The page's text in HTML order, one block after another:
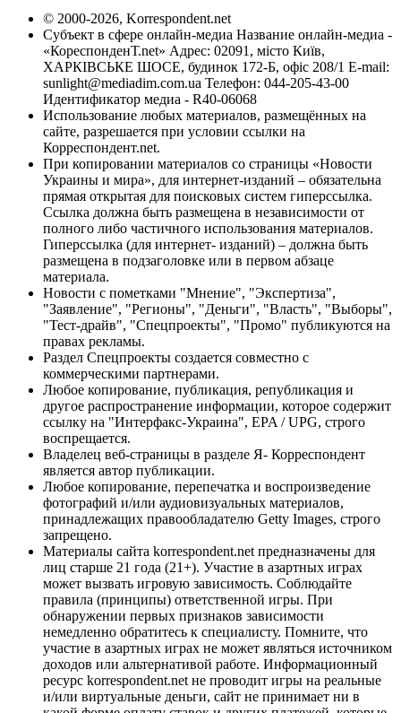
© 2000-2026, Korrespondent.net
Субъект в сфере онлайн-медиа Название онлайн-медиа -
«КореспонденТ.net» Адрес: 02091, місто Київ,
ХАРКІВСЬКЕ ШОСЕ, будинок 172-Б, офіс 208/1 E-mail:
sunlight@mediadim.com.ua Телефон: 044-205-43-00
Идентификатор медиа - R40-06068
Использование любых материалов, размещённых на
сайте, разрешается при условии ссылки на
Корреспондент.net.
При копировании материалов со страницы «Новости
Украины и мира», для интернет-изданий – обязательна
прямая открытая для поисковых систем гиперссылка.
Ссылка должна быть размещена в независимости от
полного либо частичного использования материалов.
Гиперссылка (для интернет- изданий) – должна быть
размещена в подзаголовке или в первом абзаце
материала.
Новости с пометками "Мнение", "Экспертиза",
"Заявление", "Регионы", "Деньги", "Власть", "Выборы",
"Тест-драйв", "Спецпроекты", "Промо" публикуются на
правах рекламы.
Раздел Спецпроекты создается совместно с
коммерческими партнерами.
Любое копирование, публикация, републикация и
другое распространение информации, которое содержит
ссылку на "Интерфакс-Украина", EPA / UPG, строго
воспрещается.
Владелец веб-страницы в разделе Я- Корреспондент
является автор публикации.
Любое копирование, перепечатка и воспроизведение
фотографий и/или аудиовизуальных материалов,
принадлежащих правообладателю Getty Images, строго
запрещено.
Материалы сайта korrespondent.net предназначены для
лиц старше 21 года (21+). Участие в азартных играх
может вызвать игровую зависимость. Соблюдайте
правила (принципы) ответственной игры. При
обнаружении первых признаков зависимости
немедленно обратитесь к специалисту. Помните, что
участие в азартных играх не может являться источником
доходов или альтернативой работе. Информационный
ресурс korrespondent.net не проводит игры на реальные
и/или виртуальные деньги, сайт не принимает ни в